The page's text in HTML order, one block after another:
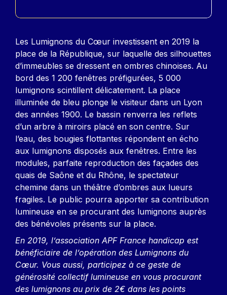
Contenu
Les Lumignons du Cœur investissent en 2019 la
place de la République, sur laquelle des silhouettes
d’immeubles se dressent en ombres chinoises. Au
bord des 1 200 fenêtres préfigurées, 5 000
lumignons scintillent délicatement. La place
illuminée de bleu plonge le visiteur dans un Lyon
des années 1900. Le bassin renverra les reflets
d’un arbre à miroirs placé en son centre. Sur
l’eau, des bougies flottantes répondent en écho
aux lumignons disposés aux fenêtres. Entre les
modules, parfaite reproduction des façades des
quais de Saône et du Rhône, le spectateur
chemine dans un théâtre d’ombres aux lueurs
fragiles. Le public pourra apporter sa contribution
lumineuse en se procurant des lumignons auprès
des bénévoles présents sur la place.
En 2019, l’association APF France handicap est
bénéficiaire de l’opération des Lumignons du
Cœur. Vous aussi, participez à ce geste de
générosité collectif lumineuse en vous procurant
des lumignons au prix de 2€ dans les points